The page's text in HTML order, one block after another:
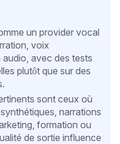
un provider vocal
voix
avec des tests
plutôt que sur des
sont ceux où
narrations
formation ou
de sortie influence